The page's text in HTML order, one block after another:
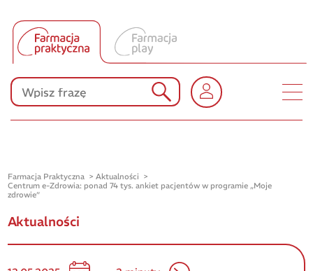
Produkty Polpharmy
KONKURSY
Farmacja Praktyczna
Aktualności
Centrum e-Zdrowia: ponad 74 tys. ankiet pacjentów w programie „Moje
zdrowie”
Aktualności